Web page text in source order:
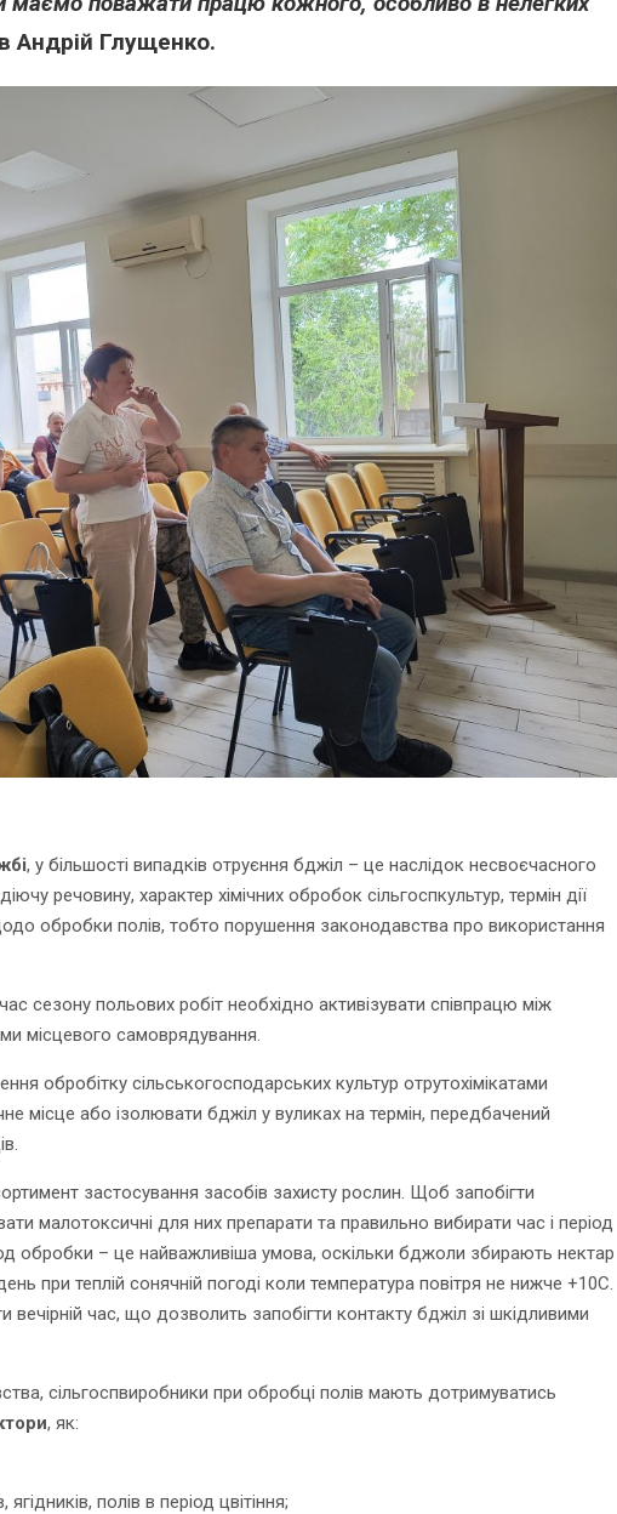
Андрій Глущенко.
, у більшості випадків отруєння бджіл – це наслідок несвоєчасного
речовину, характер хімічних обробок сільгоспкультур, термін дії
щодо обробки полів, тобто порушення законодавства про використання
сезону польових робіт необхідно активізувати співпрацю між
місцевого самоврядування.
обробітку сільськогосподарських культур отрутохімікатами
місце або ізолювати бджіл у вуликах на термін, передбачений
застосування засобів захисту рослин. Щоб запобігти
малотоксичні для них препарати та правильно вибирати час і період
обробки – це найважливіша умова, оскільки бджоли збирають нектар
при теплій сонячній погоді коли температура повітря не нижче +10С.
час, що дозволить запобігти контакту бджіл зі шкідливими
сільгоспвиробники при обробці полів мають дотримуватись
, як:
полів в період цвітіння;